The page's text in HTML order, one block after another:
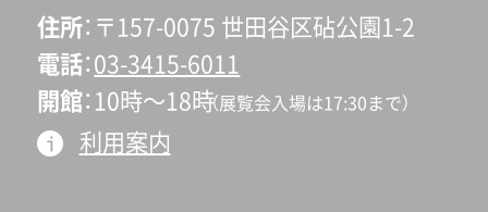
ショップで販売しています。
ご購入はこちら ⇒ ミュー
ジアムショップ
住所 〒157-0075 世田谷区砧公園1-2
電話 03-3415-6011
開館 10時〜18時（展覧会入場は17:30まで）
利用案内